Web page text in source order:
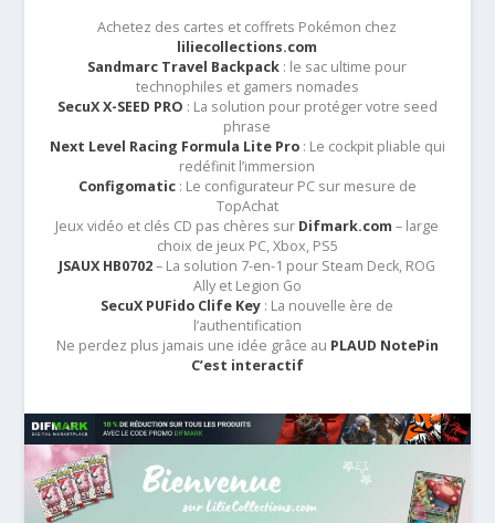
Achetez des cartes et coffrets Pokémon chez
liliecollections.com
Sandmarc Travel Backpack : le sac ultime pour
technophiles et gamers nomades
SecuX X-SEED PRO : La solution pour protéger votre seed
phrase
Next Level Racing Formula Lite Pro: Le cockpit pliable qui
redéfinit l’immersion
Configomatic: Le configurateur PC sur mesure de
TopAchat
Jeux vidéo et clés CD pas chères sur Difmark.com – large
choix de jeux PC, Xbox, PS5
JSAUX HB0702– La solution 7-en-1 pour Steam Deck, ROG
Ally et Legion Go
SecuX PUFido Clife Key : La nouvelle ère de
l’authentification
Ne perdez plus jamais une idée grâce au PLAUD NotePin
C’est interactif